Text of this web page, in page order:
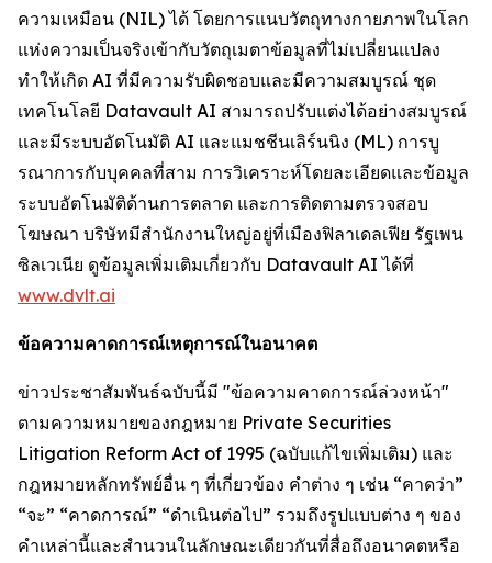
ความเหมือน (NIL) ได้ โดยการแนบวัตถุทางกายภาพในโลก
แห่งความเป็นจริงเข้ากับวัตถุเมตาข้อมูลที่ไม่เปลี่ยนแปลง
ทำให้เกิด AI ที่มีความรับผิดชอบและมีความสมบูรณ์ ชุด
เทคโนโลยี Datavault AI สามารถปรับแต่งได้อย่างสมบูรณ์
และมีระบบอัตโนมัติ AI และแมชชีนเลิร์นนิง (ML) การบู
รณาการกับบุคคลที่สาม การวิเคราะห์โดยละเอียดและข้อมูล
ระบบอัตโนมัติด้านการตลาด และการติดตามตรวจสอบ
โฆษณา บริษัทมีสำนักงานใหญ่อยู่ที่เมืองฟิลาเดลเฟีย รัฐเพน
ซิลเวเนีย ดูข้อมูลเพิ่มเติมเกี่ยวกับ Datavault AI ได้ที่
www.dvlt.ai
ข้อความคาดการณ์เหตุการณ์ในอนาคต
ข่าวประชาสัมพันธ์ฉบับนี้มี "ข้อความคาดการณ์ล่วงหน้า"
ตามความหมายของกฎหมาย Private Securities
Litigation Reform Act of 1995 (ฉบับแก้ไขเพิ่มเติม) และ
กฎหมายหลักทรัพย์อื่น ๆ ที่เกี่ยวข้อง คำต่าง ๆ เช่น “คาดว่า”
“จะ” “คาดการณ์” “ดำเนินต่อไป” รวมถึงรูปแบบต่าง ๆ ของ
คำเหล่านี้และสำนวนในลักษณะเดียวกันที่สื่อถึงอนาคตหรือ